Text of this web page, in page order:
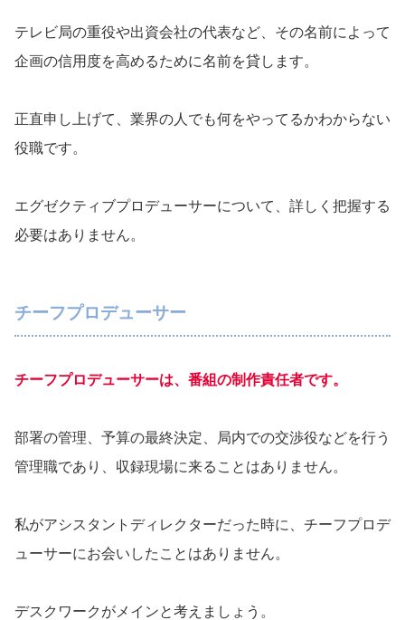
テレビ局の重役や出資会社の代表など、その名前によって
企画の信用度を高めるために名前を貸します。
正直申し上げて、業界の人でも何をやってるかわからない
役職です。
エグゼクティブプロデューサーについて、詳しく把握する
必要はありません。
チーフプロデューサー
チーフプロデューサーは、番組の制作責任者です。
部署の管理、予算の最終決定、局内での交渉役などを行う
管理職であり、収録現場に来ることはありません。
私がアシスタントディレクターだった時に、チーフプロデ
ューサーにお会いしたことはありません。
デスクワークがメインと考えましょう。